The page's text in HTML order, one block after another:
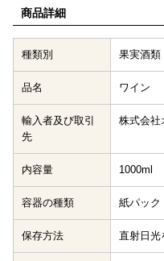
商品詳細
種類別 果実酒類
品名 ワイン
輸入者及び取引
先
株式会社
内容量 1000ml
容器の種類 紙パック
保存方法 直射日光